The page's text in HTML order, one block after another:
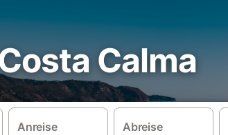
Calma
Anreise Abreise